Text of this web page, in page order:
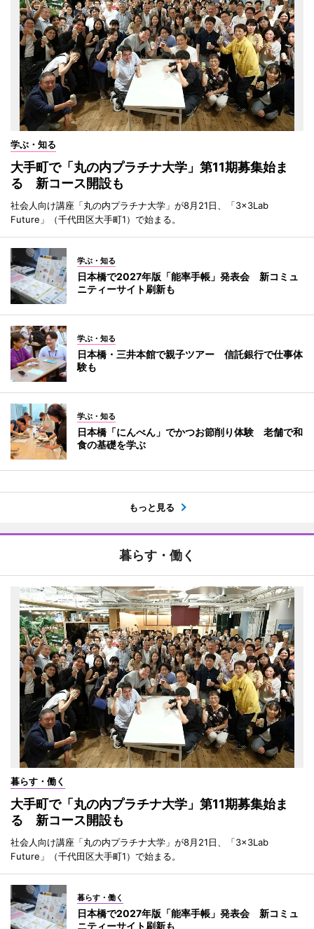
学ぶ・知る
大手町で「丸の内プラチナ大学」第11期募集始ま
る 新コース開設も
社会人向け講座「丸の内プラチナ大学」が8月21日、「3×3Lab
Future」（千代田区大手町1）で始まる。
学ぶ・知る
日本橋で2027年版「能率手帳」発表会 新コミュ
ニティーサイト刷新も
学ぶ・知る
日本橋・三井本館で親子ツアー 信託銀行で仕事体
験も
学ぶ・知る
日本橋「にんべん」でかつお節削り体験 老舗で和
食の基礎を学ぶ
もっと見る
暮らす・働く
暮らす・働く
大手町で「丸の内プラチナ大学」第11期募集始ま
る 新コース開設も
社会人向け講座「丸の内プラチナ大学」が8月21日、「3×3Lab
Future」（千代田区大手町1）で始まる。
暮らす・働く
日本橋で2027年版「能率手帳」発表会 新コミュ
ニティーサイト刷新も